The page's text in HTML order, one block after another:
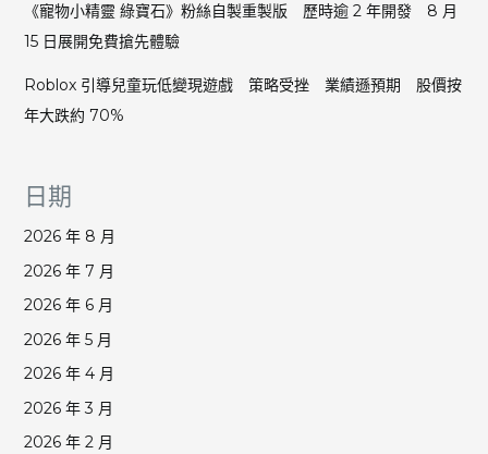
《寵物小精靈 綠寶石》粉絲自製重製版 歷時逾 2 年開發 8 月
15 日展開免費搶先體驗
Roblox 引導兒童玩低變現遊戲 策略受挫 業績遜預期 股價按
年大跌約 70%
日期
2026 年 8 月
2026 年 7 月
2026 年 6 月
2026 年 5 月
2026 年 4 月
2026 年 3 月
2026 年 2 月